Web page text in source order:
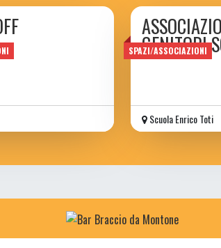
SPAZI/ASSOCIAZIONI
GENITORI
Scuola Enrico Toti